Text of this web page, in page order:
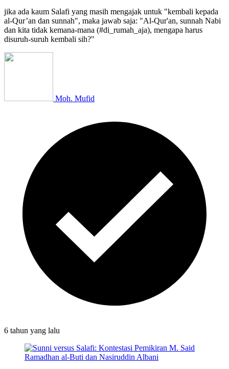
jika ada kaum Salafi yang masih mengajak untuk "kembali kepada
al-Qur’an dan sunnah", maka jawab saja: "Al-Qur'an, sunnah Nabi
dan kita tidak kemana-mana (#di_rumah_aja), mengapa harus
disuruh-suruh kembali sih?"
Moh. Mufid
6 tahun yang lalu